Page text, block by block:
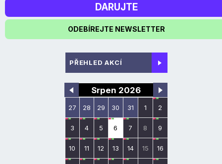
DARUJTE
ODEBÍREJTE NEWSLETTER
PŘEHLED AKCÍ
Srpen 2026
27 28 29 30 31 1 2
3 4 5 6 7 8 9
10 11 12 13 14 15 16